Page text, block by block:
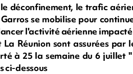
déconfinement, le trafic
se mobilise pour
l'activité aérienne
La Réunion sont assurées par
à 25 la semaine du 6 juillet
ci-dessous